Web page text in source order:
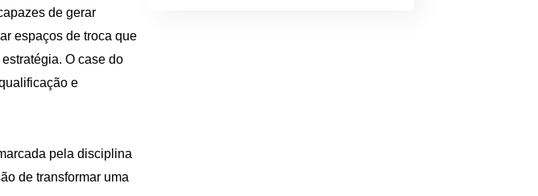
de gerar
espaços de troca que
O case do
e
pela disciplina
de transformar uma